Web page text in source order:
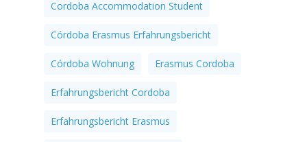
Cordoba Accommodation Student
Córdoba Erasmus Erfahrungsbericht
Córdoba Wohnung Erasmus Cordoba
Erfahrungsbericht Cordoba
Erfahrungsbericht Erasmus